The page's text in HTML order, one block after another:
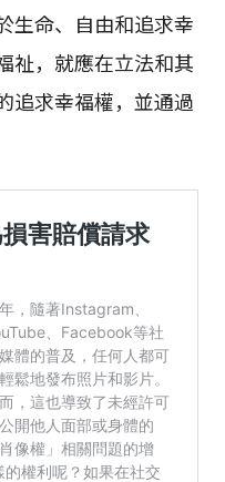
生命、自由和追求幸
祉，就應在立法和其
追求幸福權，並通過